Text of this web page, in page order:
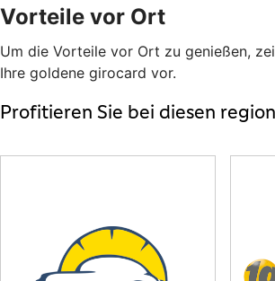
Vorteile vor Ort
Um die Vorteile vor Ort zu genießen,
Ihre goldene girocard vor.